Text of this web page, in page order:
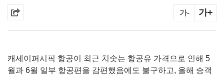
가- 가+
캐세이퍼시픽 항공이 최근 치솟는 항공유 가격으로 인해 5
월과 6월 일부 항공편을 감편했음에도 불구하고, 올해 승객